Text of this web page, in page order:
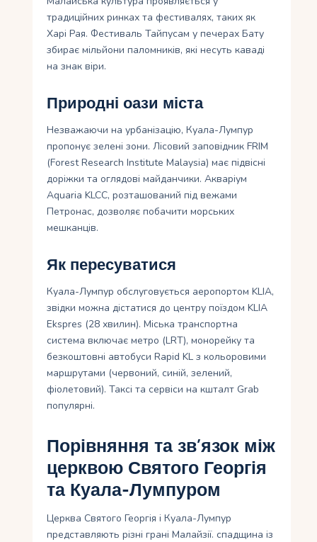
традиційних ринках та фестивалях, таких як
Харі Рая. Фестиваль Тайпусам у печерах Бату
збирає мільйони паломників, які несуть каваді
на знак віри.
Природні оази міста
Незважаючи на урбанізацію, Куала-Лумпур
пропонує зелені зони. Лісовий заповідник FRIM
(Forest Research Institute Malaysia) має підвісні
доріжки та оглядові майданчики. Акваріум
Aquaria KLCC, розташований під вежами
Петронас, дозволяє побачити морських
мешканців.
Як пересуватися
Куала-Лумпур обслуговується аеропортом KLIA,
звідки можна дістатися до центру поїздом KLIA
Ekspres (28 хвилин). Міська транспортна
система включає метро (LRT), монорейку та
безкоштовні автобуси Rapid KL з кольоровими
маршрутами (червоний, синій, зелений,
фіолетовий). Таксі та сервіси на кшталт Grab
популярні.
Порівняння та зв’язок між
церквою Святого Георгія
та Куала-Лумпуром
Церква Святого Георгія і Куала-Лумпур
представляють різні грані Малайзії. спадщина із